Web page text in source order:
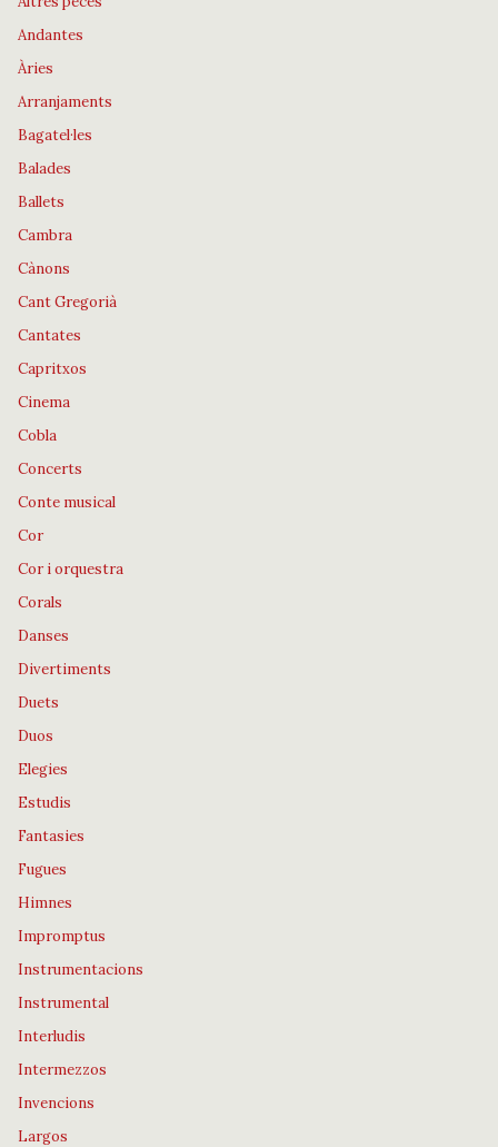
Andantes
Àries
Arranjaments
Bagatel·les
Balades
Ballets
Cambra
Cànons
Cant Gregorià
Cantates
Capritxos
Cinema
Cobla
Concerts
Conte musical
Cor
Cor i orquestra
Corals
Danses
Divertiments
Duets
Duos
Elegies
Estudis
Fantasies
Fugues
Himnes
Impromptus
Instrumentacions
Instrumental
Interludis
Intermezzos
Invencions
Largos